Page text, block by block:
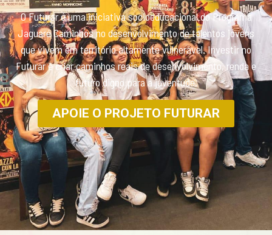
O Futurar é uma iniciativa socioeducacional do Programa
Jaguaré Caminhos no desenvolvimento de talentos jovens
que vivem em território altamente vulnerável. Investir no
Futurar é criar caminhos reais de desenvolvimento, renda e
futuro digno para a juventude.
APOIE O PROJETO FUTURAR